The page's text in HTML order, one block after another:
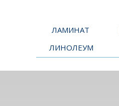
ЛАМИНАТ
ЛИНОЛЕУМ